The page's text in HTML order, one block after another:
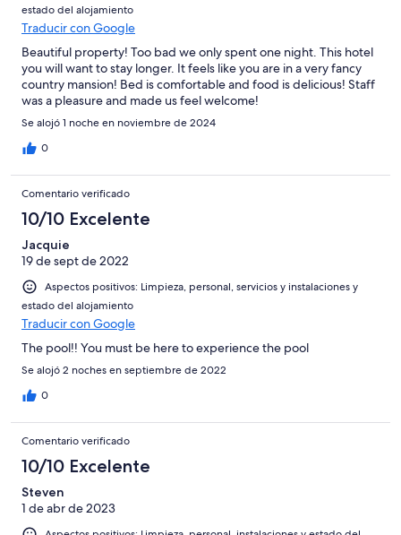
estado del alojamiento
Traducir con Google
Beautiful property! Too bad we only spent one night. This hotel
you will want to stay longer. It feels like you are in a very fancy
country mansion! Bed is comfortable and food is delicious! Staff
was a pleasure and made us feel welcome!
Se alojó 1 noche en noviembre de 2024
0
Comentario verificado
10/10 Excelente
Jacquie
19 de sept de 2022
Aspectos positivos: Limpieza, personal, servicios y instalaciones y
estado del alojamiento
Traducir con Google
The pool!! You must be here to experience the pool
Se alojó 2 noches en septiembre de 2022
0
Comentario verificado
10/10 Excelente
Steven
1 de abr de 2023